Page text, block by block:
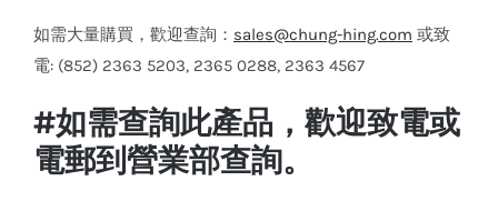
如需大量購買，歡迎查詢： sales@chung-hing.com 或致
電: (852) 2363 5203, 2365 0288, 2363 4567
#如需查詢此產品，歡迎致電或
電郵到營業部查詢。